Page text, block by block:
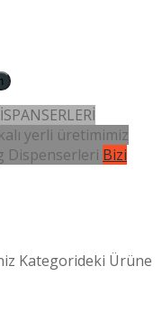
yerli üretimimiz
Dispenserleri Bizi
Kategorideki Ürüne